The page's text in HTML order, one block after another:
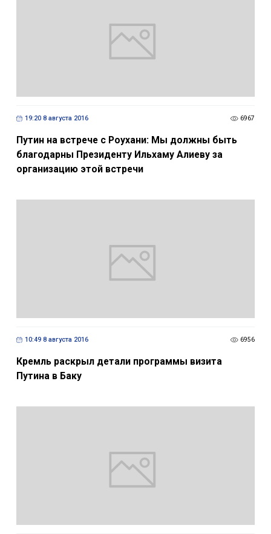
19:20 8 августа 2016 6967
Путин на встрече с Роухани: Мы должны быть
благодарны Президенту Ильхаму Алиеву за
организацию этой встречи
10:49 8 августа 2016 6956
Кремль раскрыл детали программы визита
Путина в Баку